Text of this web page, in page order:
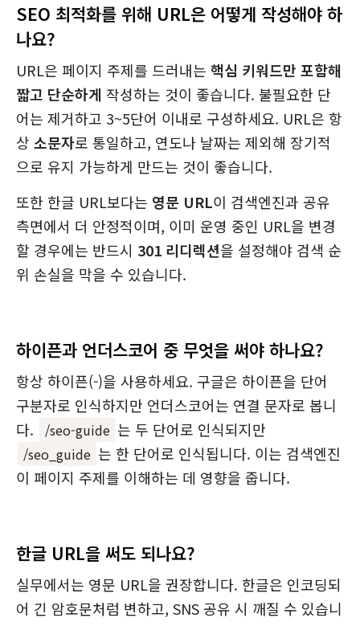
SEO 최적화를 위해 URL은 어떻게 작성해야 하
나요?
URL은 페이지 주제를 드러내는 핵심 키워드만 포함해
짧고 단순하게 작성하는 것이 좋습니다. 불필요한 단
어는 제거하고 3~5단어 이내로 구성하세요. URL은 항
상 소문자로 통일하고, 연도나 날짜는 제외해 장기적
으로 유지 가능하게 만드는 것이 좋습니다.
또한 한글 URL보다는 영문 URL이 검색엔진과 공유
측면에서 더 안정적이며, 이미 운영 중인 URL을 변경
할 경우에는 반드시 301 리디렉션을 설정해야 검색 순
위 손실을 막을 수 있습니다.
하이픈과 언더스코어 중 무엇을 써야 하나요?
항상 하이픈(-)을 사용하세요. 구글은 하이픈을 단어
구분자로 인식하지만 언더스코어는 연결 문자로 봅니
다.
/seo-guide 는 두 단어로 인식되지만
/seo_guide 는 한 단어로 인식됩니다. 이는 검색엔진
이 페이지 주제를 이해하는 데 영향을 줍니다.
한글 URL을 써도 되나요?
실무에서는 영문 URL을 권장합니다. 한글은 인코딩되
어 긴 암호문처럼 변하고, SNS 공유 시 깨질 수 있습니